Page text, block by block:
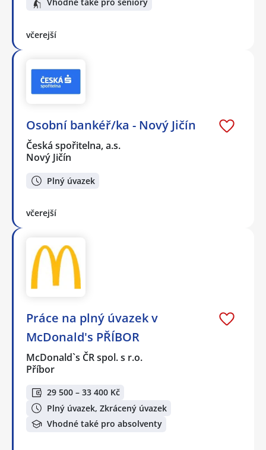
Vhodné také pro seniory
včerejší
Osobní bankéř/ka - Nový Jičín
Česká spořitelna, a.s.
Nový Jičín
Plný úvazek
včerejší
Práce na plný úvazek v
McDonald's PŘÍBOR
McDonald`s ČR spol. s r.o.
Příbor
29 500 – 33 400 Kč
Plný úvazek, Zkrácený úvazek
Vhodné také pro absolventy